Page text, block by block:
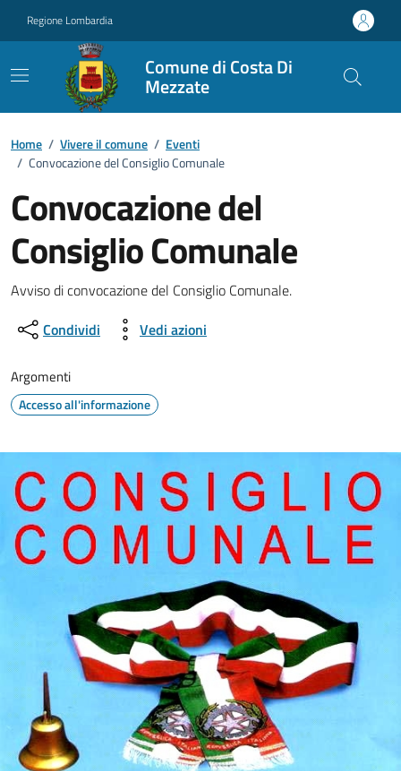
Regione Lombardia
Comune di Costa Di
Mezzate
Home / Vivere il comune / Eventi
/ Convocazione del Consiglio Comunale
Convocazione del
Consiglio Comunale
Dettagli della notizia
Avviso di convocazione del Consiglio Comunale.
Condividi
Vedi azioni
Argomenti
Accesso all'informazione